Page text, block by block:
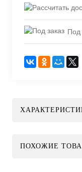
Под
ПОХОЖИЕ